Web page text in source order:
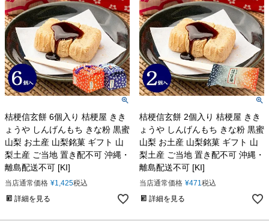
桔梗信玄餅 6個入り 桔梗屋 きき
ょうや しんげんもち きな粉 黒蜜
山梨 お土産 山梨銘菓 ギフト 山
梨土産 ご当地 置き配不可 沖縄・
離島配送不可 [KI]
当店通常価格 ¥1,425税込
詳細を見る
桔梗信玄餅 2個入り 桔梗屋 きき
ょうや しんげんもち きな粉 黒蜜
山梨 お土産 山梨銘菓 ギフト 山
梨土産 ご当地 置き配不可 沖縄・
離島配送不可 [KI]
当店通常価格 ¥471税込
詳細を見る